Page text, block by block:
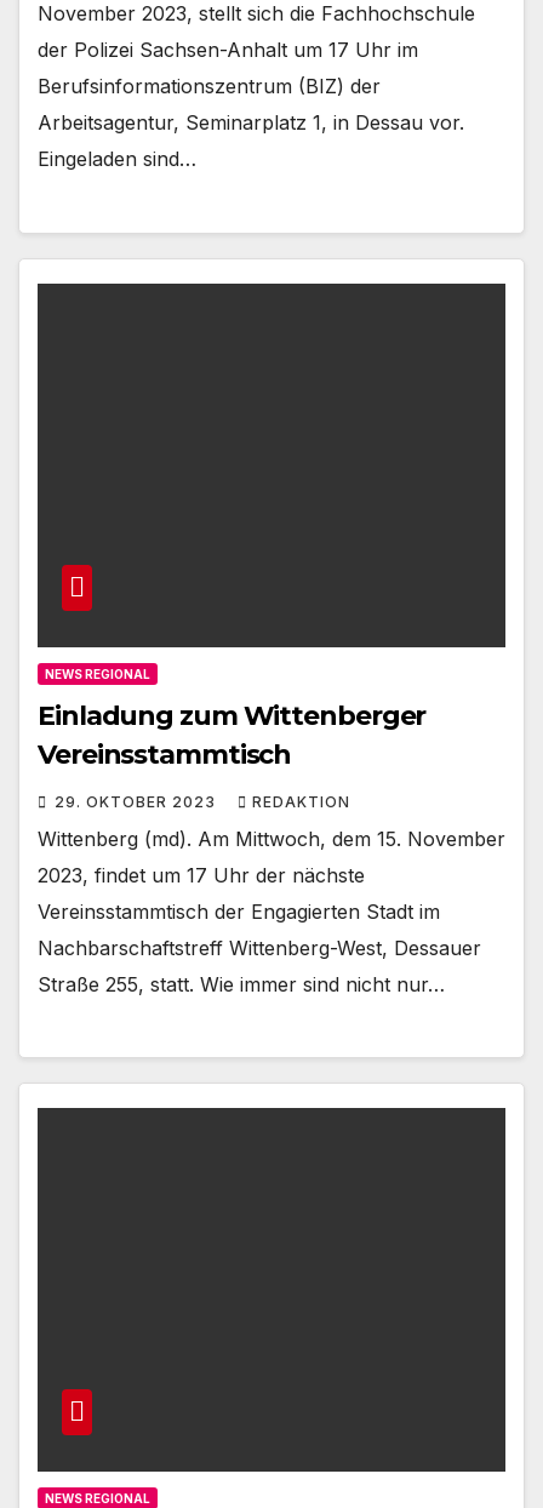
November 2023, stellt sich die Fachhochschule
der Polizei Sachsen-Anhalt um 17 Uhr im
Berufsinformationszentrum (BIZ) der
Arbeitsagentur, Seminarplatz 1, in Dessau vor.
Eingeladen sind…
NEWS REGIONAL
Einladung zum Wittenberger
Vereinsstammtisch
29. OKTOBER 2023 REDAKTION
Wittenberg (md). Am Mittwoch, dem 15. November
2023, findet um 17 Uhr der nächste
Vereinsstammtisch der Engagierten Stadt im
Nachbarschaftstreff Wittenberg-West, Dessauer
Straße 255, statt. Wie immer sind nicht nur…
NEWS REGIONAL